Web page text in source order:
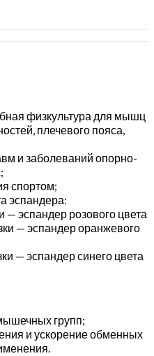
физкультура для мышц
плечевого пояса,
и заболеваний опорно-
спортом;
эспандера:
— эспандер розового цвета
— эспандер оранжевого
— эспандер синего цвета
групп;
и ускорение обменных